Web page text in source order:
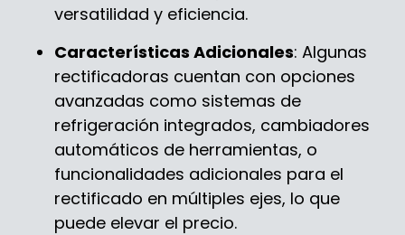
versatilidad y eficiencia.
Características Adicionales: Algunas
rectificadoras cuentan con opciones
avanzadas como sistemas de
refrigeración integrados, cambiadores
automáticos de herramientas, o
funcionalidades adicionales para el
rectificado en múltiples ejes, lo que
puede elevar el precio.